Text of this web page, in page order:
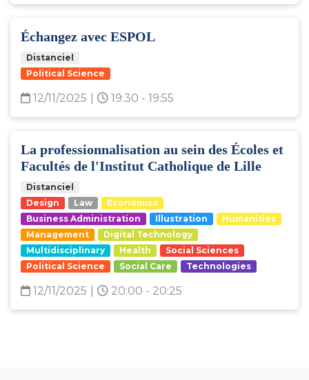
Échangez avec ESPOL
Distanciel
Political Science
12/11/2025 19:30 - 19:55
La professionnalisation au sein des Écoles et
Facultés de l'Institut Catholique de Lille
Distanciel
Design
Law
Economics
Business Administration
Illustration
Humanities
Management
Digital Technology
Multidisciplinary
Health
Social Sciences
Political Science
Social Care Technologies
12/11/2025 20:00 - 20:25